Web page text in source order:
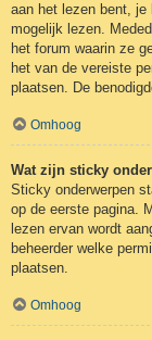
aan het lezen bent, je
mogelijk lezen.
het forum waarin ze
het van de vereiste
plaatsen. De
Omhoog
Wat zijn sticky
Sticky onderwerpen
op de eerste pagina.
lezen ervan wordt
beheerder welke
plaatsen.
Omhoog